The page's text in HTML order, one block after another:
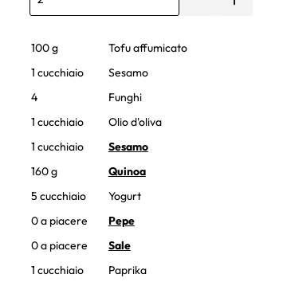
100 g
Tofu affumicato
1 cucchiaio
Sesamo
4
Funghi
1 cucchiaio
Olio d'oliva
1 cucchiaio
Sesamo
160 g
Quinoa
5 cucchiaio
Yogurt
0 a piacere
Pepe
0 a piacere
Sale
1 cucchiaio
Paprika